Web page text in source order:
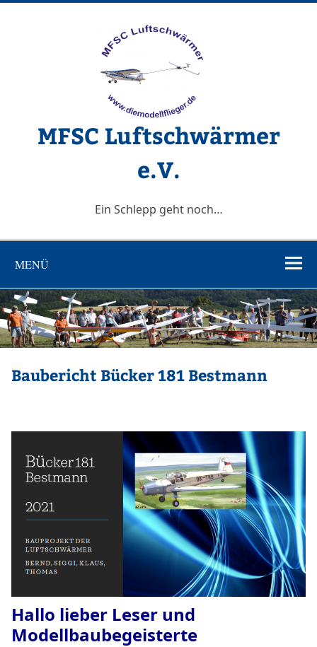
Zum
MFSC Luftschwärmer
e.V.
Ein Schlepp geht noch…
MENÜ
Baubericht Bücker 181 Bestmann
Hallo lieber Leser und
Modellbaubegeisterte